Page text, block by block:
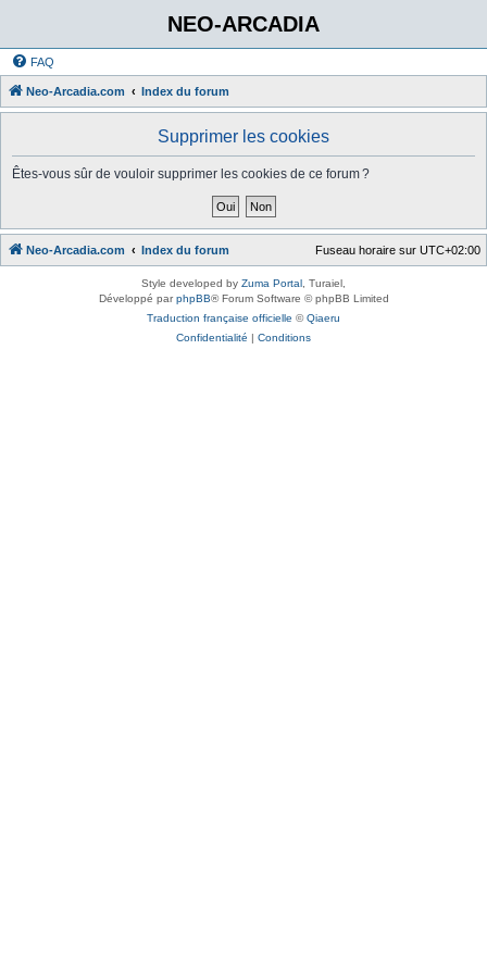
NEO-ARCADIA
FAQ
Neo-Arcadia.com Index du forum
Supprimer les cookies
Êtes-vous sûr de vouloir supprimer les cookies de ce forum ?
Neo-Arcadia.com Index du forum Fuseau horaire sur UTC+02:00
Style developed by Zuma Portal , Turaiel,
Développé parphpBB® Forum Software © phpBB Limited
Traduction française officielle ©Qiaeru
Confidentialité | Conditions